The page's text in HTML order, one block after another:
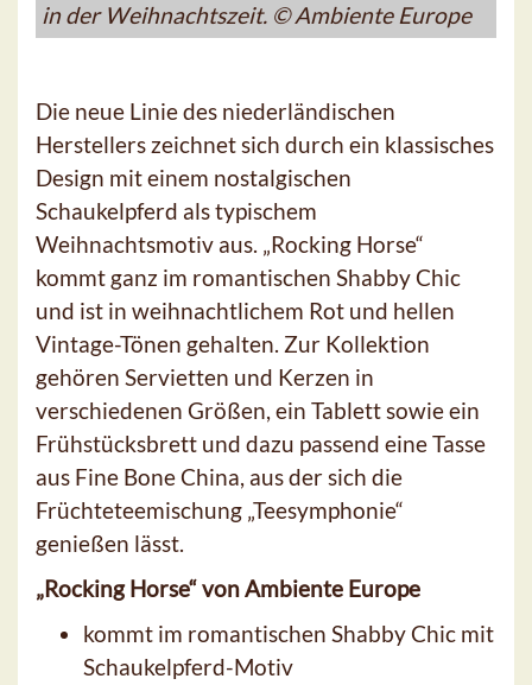
in der Weihnachtszeit. © Ambiente Europe
Die neue Linie des niederländischen
Herstellers zeichnet sich durch ein klassisches
Design mit einem nostalgischen
Schaukelpferd als typischem
Weihnachtsmotiv aus. „Rocking Horse“
kommt ganz im romantischen Shabby Chic
und ist in weihnachtlichem Rot und hellen
Vintage-Tönen gehalten. Zur Kollektion
gehören Servietten und Kerzen in
verschiedenen Größen, ein Tablett sowie ein
Frühstücksbrett und dazu passend eine Tasse
aus Fine Bone China, aus der sich die
Früchteteemischung „Teesymphonie“
genießen lässt.
„Rocking Horse“ von Ambiente Europe
kommt im romantischen Shabby Chic mit
Schaukelpferd-Motiv